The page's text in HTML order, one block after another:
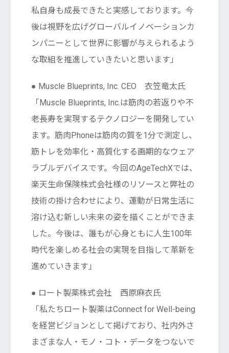
私自身も成長できたと実感しております。今
後は視野を広げグローバルイノベーションカ
ンパニーとして世界に影響が与えられるよう
な取組を推進していきたいと思います」
● Muscle Blueprints, Inc. CEO 衣笠竜太氏
「Muscle Blueprints, Inc.は筋肉の若返りや不
老長寿を実現するテクノロジーを開発してい
ます。筋肉Phoneは筋肉の質を1分で測定し、
筋トレを効率化・高質化する画期的なウェア
ラブルデバイスです。今回のAgeTechXでは、
楽天生命保険株式会社様のリソースと弊社の
技術の掛け合わせにより、運動が日常生活に
溶け込む新しい未来の姿を描くことができま
した。今後は、誰もが心身ともに人生100年
時代を楽しめる社会の実現を目指して革新を
進めていきます」
● ロート製薬株式会社 西原麻衣氏
「私たちロート製薬はConnect for Well-being
を経営ビジョンとして掲げており、社内外さ
まざまな人・モノ・コト・データをつないで